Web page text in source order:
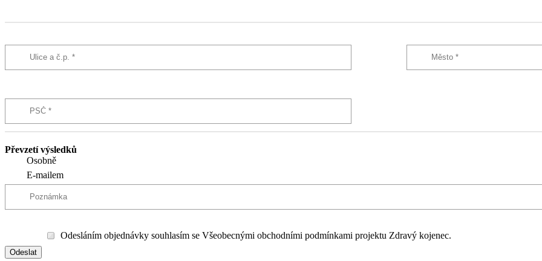
Převzetí výsledků
Osobně
E-mailem
Odesláním objednávky souhlasím se Všeobecnými obchodními podmínkami projektu Zdravý kojenec.